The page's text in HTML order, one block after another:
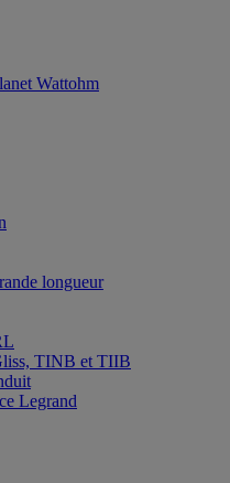
Wattohm
longueur
TINB et TIIB
Legrand